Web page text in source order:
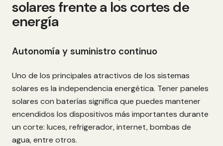
solares frente a los cortes de
energía
Autonomía y suministro continuo
Uno de los principales atractivos de los sistemas
solares es la independencia energética. Tener paneles
solares con baterías significa que puedes mantener
encendidos los dispositivos más importantes durante
un corte: luces, refrigerador, internet, bombas de
agua, entre otros.